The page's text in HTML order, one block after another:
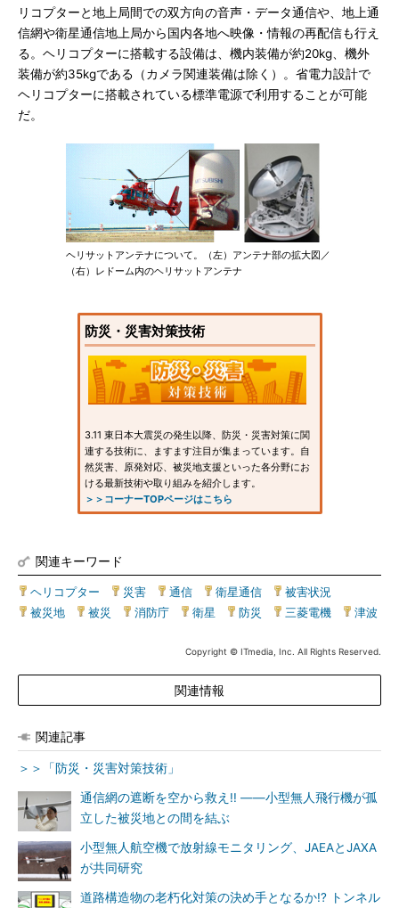
リコプターと地上局間での双方向の音声・データ通信や、地上通
信網や衛星通信地上局から国内各地へ映像・情報の再配信も行え
る。ヘリコプターに搭載する設備は、機内装備が約20kg、機外
装備が約35kgである（カメラ関連装備は除く）。省電力設計で
ヘリコプターに搭載されている標準電源で利用することが可能
だ。
ヘリサットアンテナについて。（左）アンテナ部の拡大図／
（右）レドーム内のヘリサットアンテナ
防災・災害対策技術
3.11 東日本大震災の発生以降、防災・災害対策に関
連する技術に、ますます注目が集まっています。自
然災害、原発対応、被災地支援といった各分野にお
ける最新技術や取り組みを紹介します。
＞＞コーナーTOPページはこちら
関連キーワード
ヘリコプター 災害 通信 衛星通信 被害状況
被災地
被災 消防庁 衛星 防災 三菱電機 津波
Copyright © ITmedia, Inc. All Rights Reserved.
関連情報
関連記事
＞＞「防災・災害対策技術」
通信網の遮断を空から救え!! ――小型無人飛行機が孤
立した被災地との間を結ぶ
小型無人航空機で放射線モニタリング、JAEAとJAXA
が共同研究
道路構造物の老朽化対策の決め手となるか!? トンネル